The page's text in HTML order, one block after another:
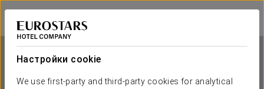
Настройки cookie
We use first-party and third-party cookies for analytical
Eurostars Atlántico
А-КОРУНЬЯ